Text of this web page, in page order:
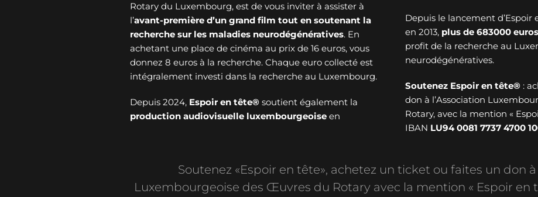
Rotary du Luxembourg, est de vous inviter à assister à
l’avant-première d’un grand film tout en soutenant la
recherche sur les maladies neurodégénératives. En
achetant une place de cinéma au prix de 16 euros, vous
donnez 8 euros à la recherche. Chaque euro collecté est
intégralement investi dans la recherche au Luxembourg.
Depuis 2024, Espoir en tête® soutient également la
production audiovisuelle luxembourgeoise en
Depuis le lancement
en 2013, plus de 683000 euros
profit de la recherche au
neurodégénératives.
Soutenez Espoir en tête® :
don à l’Association
Rotary, avec la mention «
IBAN LU94 0081 7737 4700
Soutenez «Espoir en tête», achetez un ticket ou faites un don à
Luxembourgeoise des Œuvres du Rotary avec la mention « Espoir en